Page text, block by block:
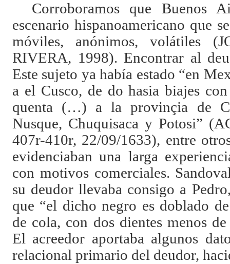
Corroboramos que Buenos
escenario hispanoamericano que
móviles, anónimos, volátiles (
RIVERA, 1998). Encontrar al
Este sujeto ya había estado “en
a el Cusco, de do hasia biajes
quenta (…) a la provinçia de
Nusque, Chuquisaca y Potosi”
407r-410r, 22/09/1633), entre
evidenciaban una larga
con motivos comerciales.
su deudor llevaba consigo a
que “el dicho negro es doblado
de cola, con dos dientes menos
El acreedor aportaba algunos
relacional primario del deudor,